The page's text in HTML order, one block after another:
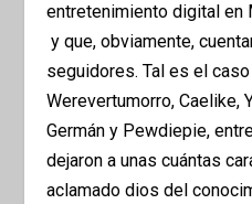
entretenimiento digital
y que, obviamente,
seguidores. Tal es el caso
Werevertumorro, Caelike,
Germán y Pewdiepie,
dejaron a unas cuántas
aclamado dios del